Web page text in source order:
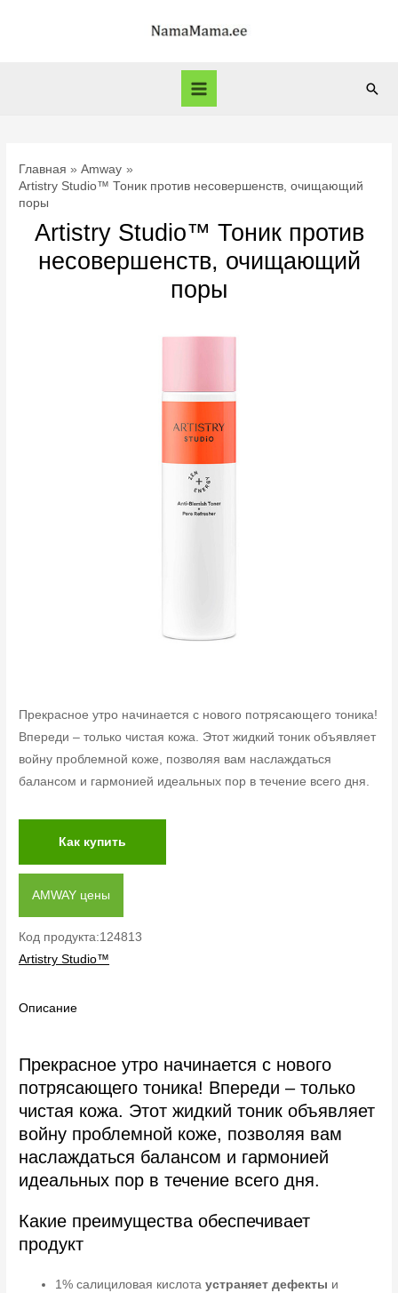
Main
Главная
Amway
Artistry Studio™ Тоник против несовершенств, очищающий
поры
Artistry Studio™ Тоник против
несовершенств, очищающий
поры
Прекрасное утро начинается с нового потрясающего тоника!
Впереди – только чистая кожа. Этот жидкий тоник объявляет
войну проблемной коже, позволяя вам наслаждаться
балансом и гармонией идеальных пор в течение всего дня.
Как купить
AMWAY цены
Код продукта:124813
Artistry Studio™
Описание
Прекрасное утро начинается с нового
потрясающего тоника! Впереди – только
чистая кожа. Этот жидкий тоник объявляет
войну проблемной коже, позволяя вам
наслаждаться балансом и гармонией
идеальных пор в течение всего дня.
Какие преимущества обеспечивает
продукт
1% салициловая кислотаустраняет дефекты и